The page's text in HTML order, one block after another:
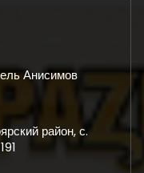
Анисимов
район, с.